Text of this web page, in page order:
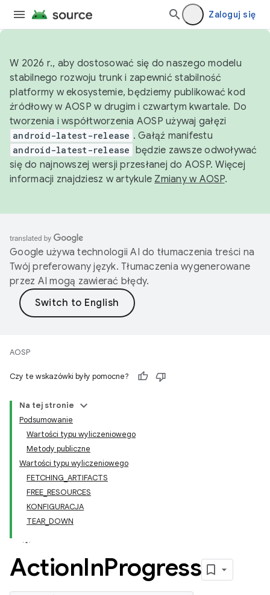
Zaloguj się
W 2026 r., aby dostosować się do naszego modelu
stabilnego rozwoju trunk i zapewnić stabilność
platformy w ekosystemie, będziemy publikować kod
źródłowy w AOSP w drugim i czwartym kwartale. Do
tworzenia i współtworzenia AOSP używaj gałęzi
android-latest-release . Gałąź manifestu
android-latest-release będzie zawsze odwoływać
się do najnowszej wersji przesłanej do AOSP. Więcej
informacji znajdziesz w artykule Zmiany w AOSP.
Google używa technologii AI do tłumaczenia treści na
Twój preferowany język. Tłumaczenia wygenerowane
przez AI mogą zawierać błędy.
AOSP
Czy te wskazówki były pomocne?
Na tej stronie
Podsumowanie
Wartości typu wyliczeniowego
Metody publiczne
Wartości typu wyliczeniowego
FETCHING_ARTIFACTS
FREE_RESOURCES
KONFIGURACJA
TEAR_DOWN
ActionInProgress